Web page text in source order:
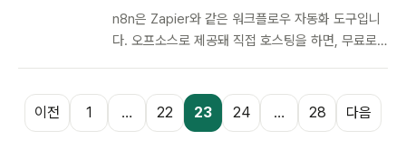
n8n은 Zapier와 같은 워크플로우 자동화 도구입니
다. 오프소스로 제공돼 직접 호스팅을 하면, 무료로
글이전 1 … 22 23 24 … 28 다음